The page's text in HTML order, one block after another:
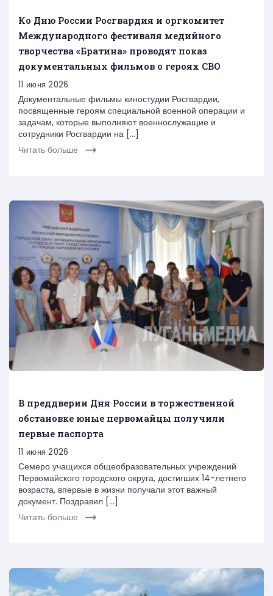
Ко Дню России Росгвардия и оргкомитет
Международного фестиваля медийного
творчества «Братина» проводят показ
документальных фильмов о героях СВО
11 июня 2026
Документальные фильмы киностудии Росгвардии,
посвященные героям специальной военной операции и
задачам, которые выполняют военнослужащие и
сотрудники Росгвардии на […]
Читать больше
В преддверии Дня России в торжественной
обстановке юные первомайцы получили
первые паспорта
11 июня 2026
Семеро учащихся общеобразовательных учреждений
Первомайского городского округа, достигших 14-летнего
возраста, впервые в жизни получали этот важный
документ. Поздравил […]
Читать больше